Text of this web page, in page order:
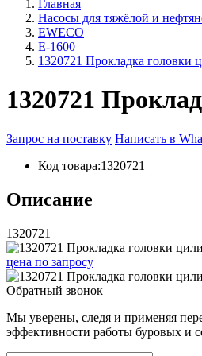
Главная
Насосы для тяжёлой и
EWECO
E-1600
1320721 Прокладка головки
1320721
Запрос на поставку Написать в
Код товара:1320721
Описание
1320721
цена по запросу
Обратный звонок
Мы уверены, следя и применяя
эффективности работы буровых и